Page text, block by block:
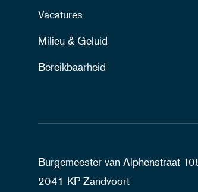
Vacatures
Milieu & Geluid
Bereikbaarheid
Burgemeester van Alphenstraat
2041 KP Zandvoort